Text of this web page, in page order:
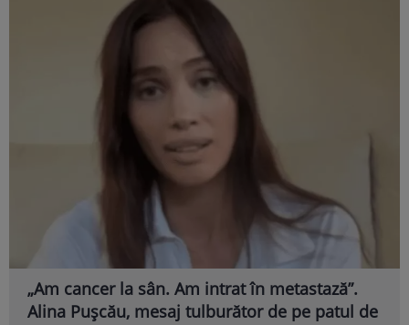
„Am cancer la sân. Am intrat în metastază”.
Alina Pușcău, mesaj tulburător de pe patul de